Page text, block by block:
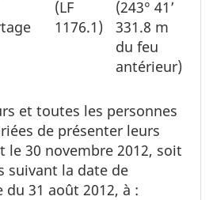
(LF
1176.1)
(243° 41’
331.8 m
du feu
antérieur)
et toutes les personnes
de présenter leurs
le 30 novembre 2012, soit
suivant la date de
31 août 2012, à :